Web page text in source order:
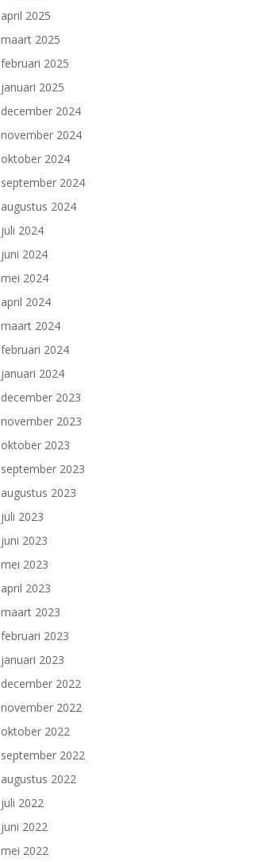
april 2025
maart 2025
februari 2025
januari 2025
december 2024
november 2024
oktober 2024
september 2024
augustus 2024
juli 2024
juni 2024
mei 2024
april 2024
maart 2024
februari 2024
januari 2024
december 2023
november 2023
oktober 2023
september 2023
augustus 2023
juli 2023
juni 2023
mei 2023
april 2023
maart 2023
februari 2023
januari 2023
december 2022
november 2022
oktober 2022
september 2022
augustus 2022
juli 2022
juni 2022
mei 2022